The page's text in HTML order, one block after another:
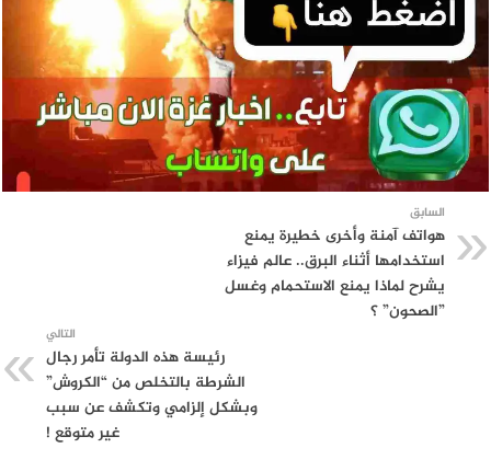
السابق
هواتف آمنة وأخرى خطيرة يمنع
استخدامها أثناء البرق.. عالم فيزاء
يشرح لماذا يمنع الاستحمام وغسل
”الصحون” ؟
التالي
رئيسة هذه الدولة تأمر رجال
الشرطة بالتخلص من “الكروش”
وبشكل إلزامي وتكشف عن سبب
غير متوقع !